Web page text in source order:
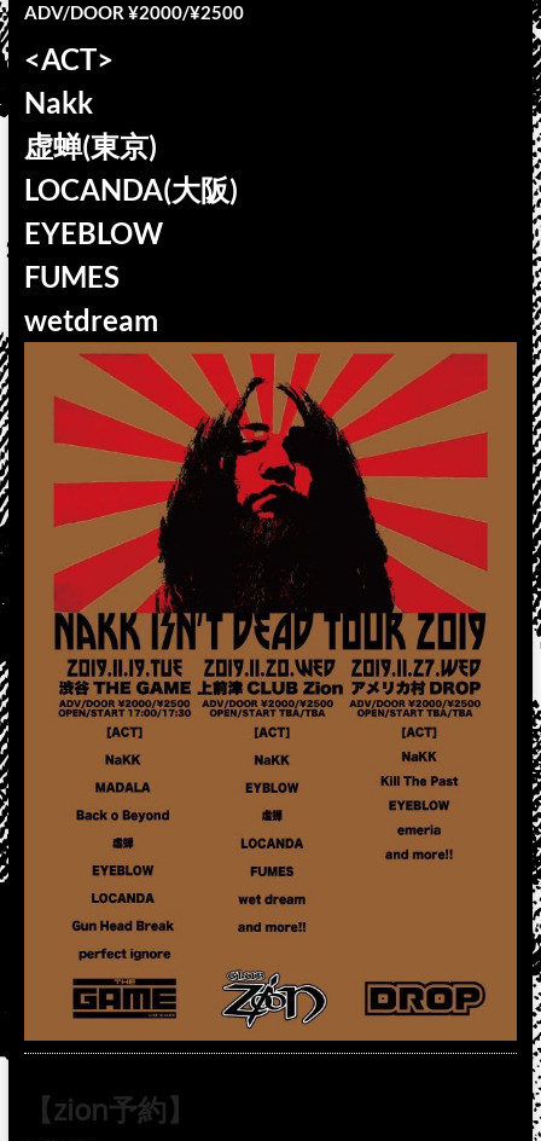
ADV/DOOR ¥2000/¥2500
<ACT>
Nakk
虚蝉(東京)
LOCANDA(大阪)
EYEBLOW
FUMES
wetdream
【zion予約】